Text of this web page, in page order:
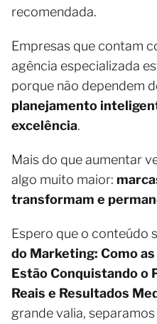
recomendada.
Empresas que contam
agência especializada
porque não dependem
planejamento
excelência.
Mais do que aumentar
algo muito maior:
transformam e
Espero que o conteúdo
do Marketing: Como
Estão Conquistando o
Reais e Resultados
grande valia,